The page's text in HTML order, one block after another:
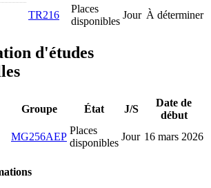
TR216
Places
disponibles
Jour À déterminer
d'études
Groupe État J/S
Date de
début
MG256AEP
Places
disponibles
Jour 16 mars 2026